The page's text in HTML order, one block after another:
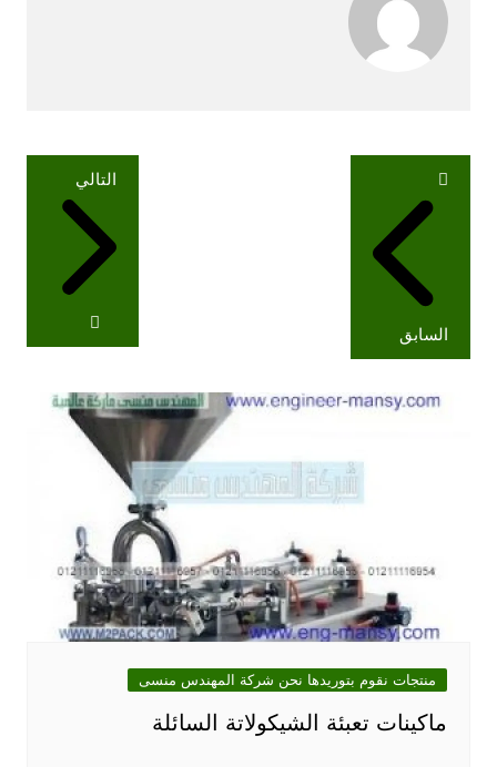
تصفّح
المقالات
السابق
التالي
منتجات نقوم بتوريدها نحن شركة المهندس منسى
ماكينات تعبئة الشيكولاتة السائلة